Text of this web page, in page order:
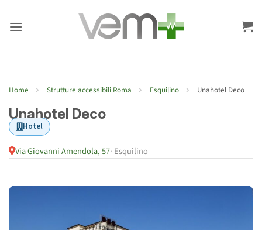
Home Strutture accessibili Roma Esquilino Unahotel Deco
Unahotel Deco
Hotel
Via Giovanni Amendola, 57· Esquilino